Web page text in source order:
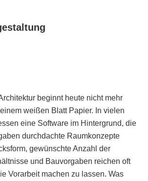
beginnt heute nicht mehr
weißen Blatt Papier. In vielen
eine Software im Hintergrund, die
durchdachte Raumkonzepte
gewünschte Anzahl der
und Bauvorgaben reichen oft
Vorarbeit machen zu lassen. Was